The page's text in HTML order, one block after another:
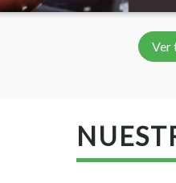
Ver